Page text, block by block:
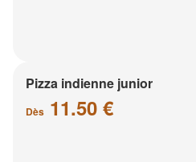
Pizza indienne junior
Dès 11.50 €